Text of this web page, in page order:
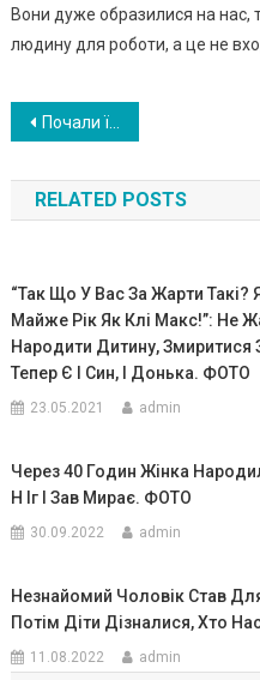
Вони дуже образилися на нас,
людину для роботи, а це не
Навигация
по
записям
Почали їсти салат. Майбутній чоловік зморщився: «А чого так пересолила?». Таня зніяковіло посміхнулася, поставила йому запечену качку. Майбутній чоловік пожував шматочок: «Жорстковата». Йому не сподобалося і все інше.
RELATED POSTS
“Так Що У Вас За Жарти Такі?
Майже Рік Як Клi Мaкc!”: Не
Наpoдити Дитину, Змиритися
Тепер Є І Син, І Донька. ФОТО
23.05.2021 admin
Через 40 Годин Жінка
Н Іг I Зав Мирає. ФОТО
30.09.2022 admin
Незнайомий Чоловік Став
Потім Діти Дізналися, Хто
11.08.2022 admin